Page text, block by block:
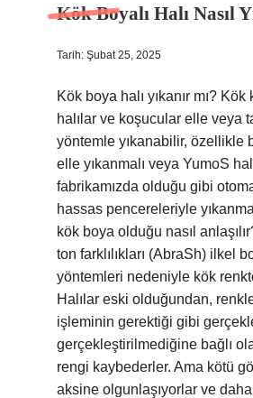
Kök Boyalı Halı Nasıl
Tarih: Şubat 25, 2025
Kök boya halı yıkanır mı?
halılar ve koşucular elle veya
yöntemle yıkanabilir, özellikle
elle yıkanmalı veya YumoS
fabrikamızda olduğu gibi
hassas pencereleriyle
kök boya olduğu nasıl
ton farklılıkları (AbraSh) ilkel
yöntemleri nedeniyle kök
Halılar eski olduğundan,
işleminin gerektiği gibi
gerçekleştirilmediğine bağlı
rengi kaybederler. Ama kötü
aksine olgunlaşıyorlar ve